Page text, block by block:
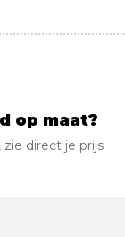
op maat?
, zie direct je prijs